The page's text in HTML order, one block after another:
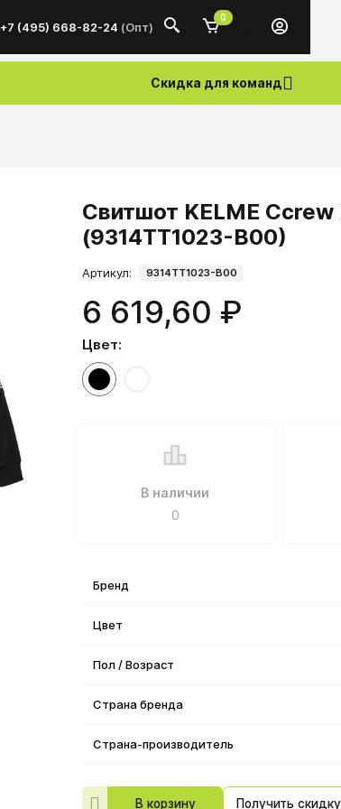
+7 (495) 668-82-24 (Опт)
0
Скидка для команд
Свитшот KELME
(9314TT1023-B00)
Артикул: 9314TT1023-B00
6 619,60 ₽
Цвет:
В наличии
0
Бренд
Цвет
Пол / Возраст
Страна бренда
Страна-производитель
В корзину Получить